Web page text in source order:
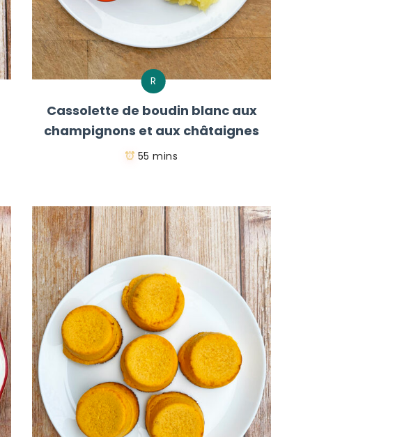
R
Cassolette de boudin blanc aux
champignons et aux châtaignes
55 mins